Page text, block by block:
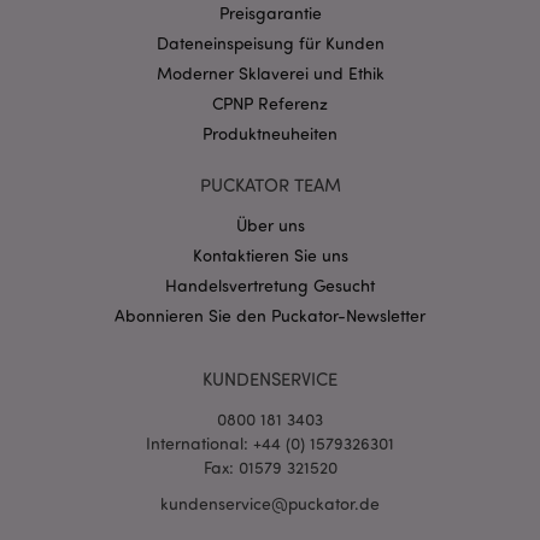
Preisgarantie
Dateneinspeisung für Kunden
Moderner Sklaverei und Ethik
CPNP Referenz
Produktneuheiten
PUCKATOR TEAM
Über uns
Kontaktieren Sie uns
Handelsvertretung Gesucht
Abonnieren Sie den Puckator-Newsletter
KUNDENSERVICE
0800 181 3403
International: +44 (0) 1579326301
Fax: 01579 321520
kundenservice@puckator.de
.puckator.de
mage-cache-storage-section-
Datenschutzbestimmungen von Google